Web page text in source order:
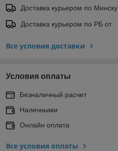
Доставка курьером по Минску
Доставка курьером по РБ от
Все условия доставки
Условия оплаты
Безналичный расчет
Наличными
Онлайн оплата
Все условия оплаты